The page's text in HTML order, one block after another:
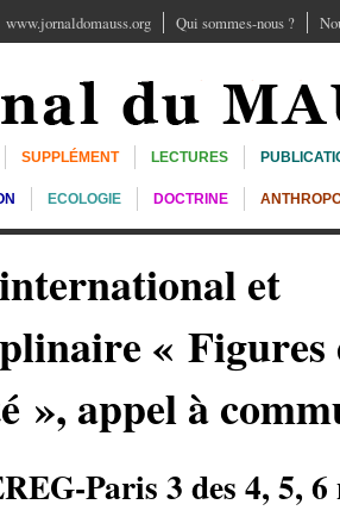
www.jornaldomauss.org Qui sommes-nous ?
SUPPLÉMENT LECTURES
ECOLOGIE DOCTRINE
et
« Figures
», appel à
Paris 3 des 4, 5, 6